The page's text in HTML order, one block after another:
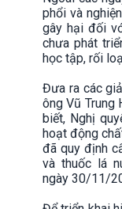
phổi và
gây hại đối
chưa phát
học tập, rối
Đưa ra các
ông Vũ Trung
biết, Nghị
hoạt động
đã quy định
và thuốc lá
ngày 30/11/